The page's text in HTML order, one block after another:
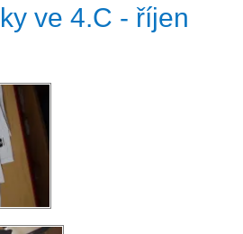
ve 4.C - říjen